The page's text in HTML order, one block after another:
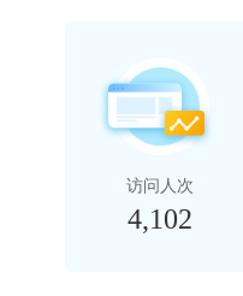
访问人次
4,102